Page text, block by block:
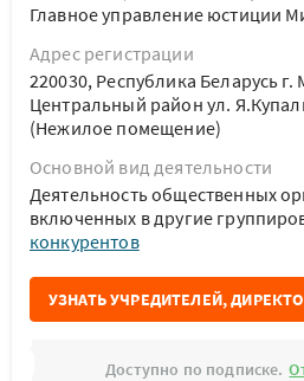
Главное управление юстиции
Адрес регистрации
220030, Республика Беларусь г.
Центральный район ул.
(Нежилое помещение)
Основной вид деятельности
Деятельность общественных
включенных в другие
конкурентов
УЗНАТЬ УЧРЕДИТЕЛЕЙ,
Доступно по подписке.